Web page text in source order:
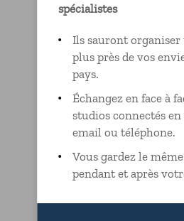
spécialistes
Ils sauront
plus près de vos
pays.
Échangez en face à
studios connectés en
email ou téléphone.
Vous gardez le
pendant et après